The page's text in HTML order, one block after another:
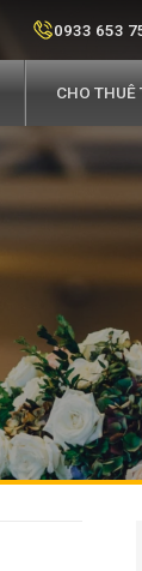
0933 653
CHO THUÊ